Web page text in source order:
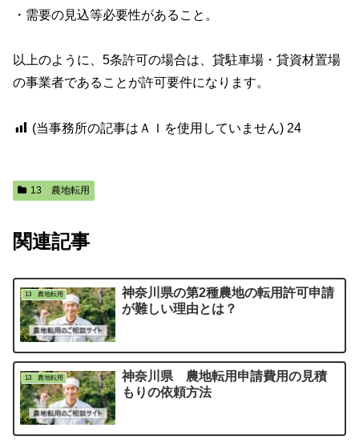
・需要の見込等必要性があること。
以上のように、5条許可の場合は、貸駐車場・貸資材置場
の事業者であることが許可要件になります。
(当事務所の記事はＡＩを使用していません) 24
13 農地転用
関連記事
13 農地転用
神奈川県の第2種農地の転用許可申請
が難しい理由とは？
13 農地転用
神奈川県 農地転用申請費用の見積
もりの依頼方法